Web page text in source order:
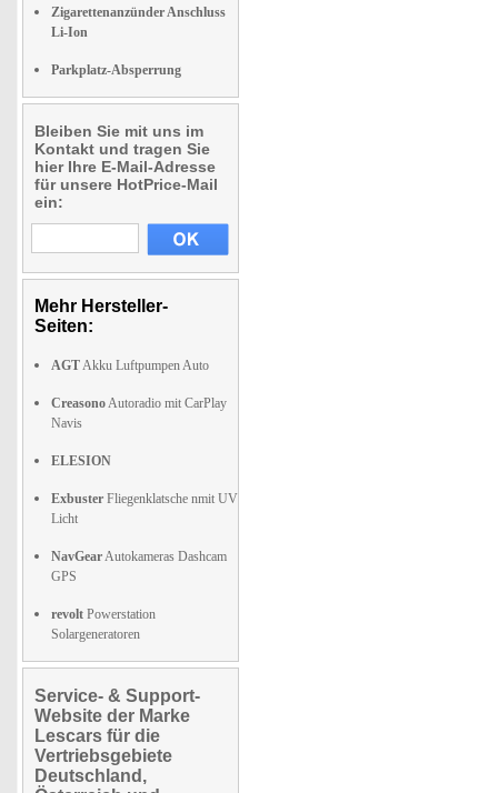
Zigarettenanzünder Anschluss
Li-Ion
Parkplatz-Absperrung
Bleiben Sie mit uns im
Kontakt und tragen Sie
hier Ihre E-Mail-Adresse
für unsere HotPrice-Mail
ein:
Mehr Hersteller-
Seiten:
AGTAkku Luftpumpen Auto
CreasonoAutoradio mit CarPlay
Navis
ELESION
Exbuster Fliegenklatsche nmit UV
Licht
NavGearAutokameras Dashcam
GPS
revolt Powerstation
Solargeneratoren
Service- & Support-
Website der Marke
Lescars für die
Vertriebsgebiete
Deutschland,